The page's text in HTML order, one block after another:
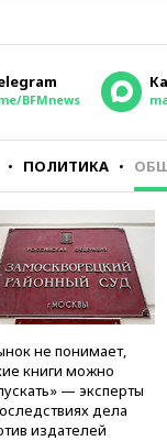
BFMnews
ПОЛИТИКА
не понимает,
книги можно
— эксперты
дела
издателей